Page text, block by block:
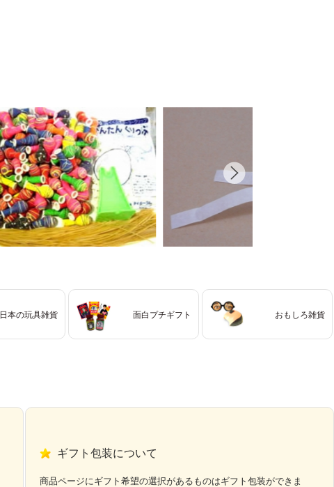
日本の玩具雑貨 面白プチギフト おもしろ雑貨
ギフト包装について
商品ページにギフト希望の選択があるものはギフト包装ができま